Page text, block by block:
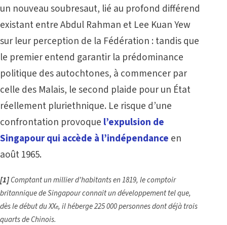
un nouveau soubresaut, lié au profond différend
existant entre Abdul Rahman et Lee Kuan Yew
sur leur perception de la Fédération : tandis que
le premier entend garantir la prédominance
politique des autochtones, à commencer par
celle des Malais, le second plaide pour un État
réellement pluriethnique. Le risque d’une
confrontation provoque l’expulsion de
Singapour qui accède à l’indépendance en
août 1965.
[1]Comptant un millier d’habitants en 1819, le comptoir
britannique de Singapour connait un développement tel que,
dès le début du XXe, il héberge 225 000 personnes dont déjà trois
quarts de Chinois.